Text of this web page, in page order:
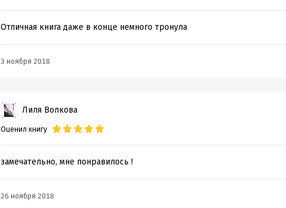
Отличная книга даже в конце немного тронула
3 ноября 2018
Лиля Волкова
Оценил книгу
замечательно, мне понравилось !
26 ноября 2018